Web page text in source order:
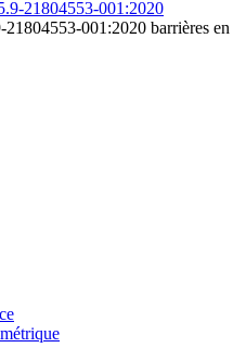
001:2020 barrières en